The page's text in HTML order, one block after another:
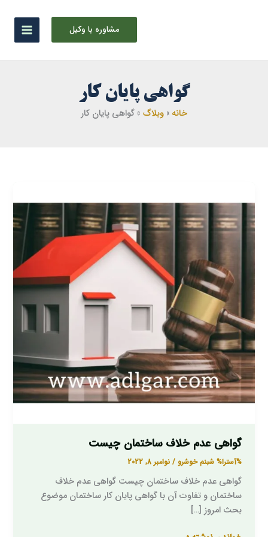
مشاوره با وکیل
گواهی پایان کار
خانه وبلاگ گواهی پایان کار
گواهی عدم خلاف ساختمان چیست
%آسترا% شبنم خوشرو/نوامبر 8, 2022
گواهی عدم خلاف ساختمان چیست گواهی عدم خلاف
ساختمان و تفاوت آن با گواهی پایان کار ساختمان موضوع
بحث امروز […]
عدم
خلاف
ساختمان